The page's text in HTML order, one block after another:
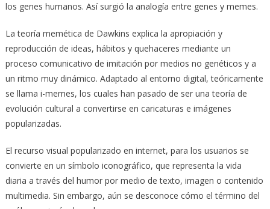
los genes humanos. Así surgió la analogía entre genes y memes.
La teoría memética de Dawkins explica la apropiación y
reproducción de ideas, hábitos y quehaceres mediante un
proceso comunicativo de imitación por medios no genéticos y a
un ritmo muy dinámico. Adaptado al entorno digital, teóricamente
se llama i-memes, los cuales han pasado de ser una teoría de
evolución cultural a convertirse en caricaturas e imágenes
popularizadas.
El recurso visual popularizado en internet, para los usuarios se
convierte en un símbolo iconográfico, que representa la vida
diaria a través del humor por medio de texto, imagen o contenido
multimedia. Sin embargo, aún se desconoce cómo el término del